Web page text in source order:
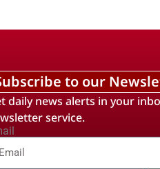
to our
daily news alerts in your
service.